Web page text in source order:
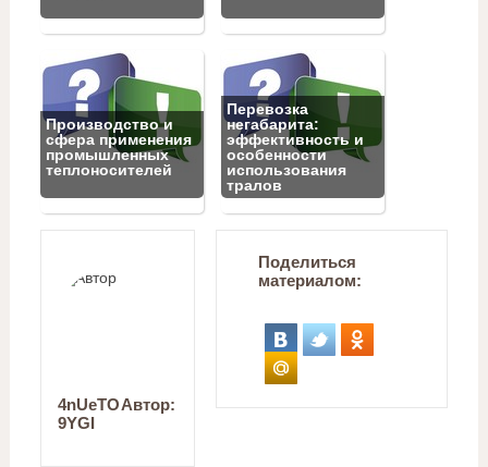
Производство и
сфера применения
промышленных
теплоносителей
Перевозка
негабарита:
эффективность и
особенности
использования
тралов
Автор:
4nUeTO
9YGI
Поделиться
материалом: